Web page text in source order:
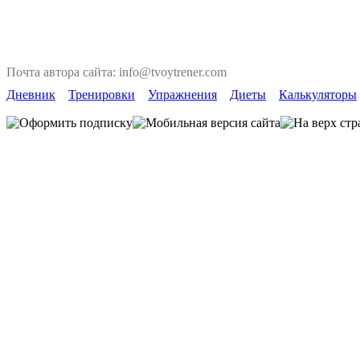
Почта автора сайта: info@tvoytrener.com
Дневник
Тренировки Упражнения Диеты Калькуляторы